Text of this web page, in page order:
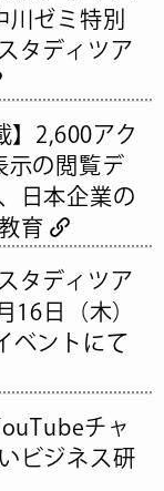
ゼミ特別
タディツア
】2,600アク
示の閲覧デ
日本企業の
育
タディツア
日（木）
ベントにて
チャ
ビジネス研